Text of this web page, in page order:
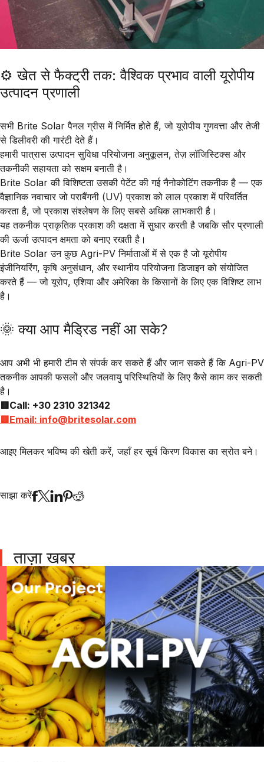
⚙️ खेत से फैक्ट्री तक: वैश्विक प्रभाव वाली यूरोपीय
उत्पादन प्रणाली
सभी Brite Solar पैनलग्रीस में निर्मित होते हैं, जोयूरोपीय गुणवत्ता औरतेजी
से डिलीवरी की गारंटी देते हैं।
हमारीपात्रास उत्पादन सुविधा परियोजना अनुकूलन, तेज़ लॉजिस्टिक्स और
तकनीकी सहायता को सक्षम बनाती है।
Brite Solar की विशिष्टता उसकीपेटेंट की गई नैनोकोटिंग तकनीकहै — एक
वैज्ञानिक नवाचार जोपराबैंगनी (UV) प्रकाशकोलाल प्रकाशमें परिवर्तित
करता है, जोप्रकाश संश्लेषण के लिए सबसे अधिक लाभकारी है।
यह तकनीक प्राकृतिक प्रकाश की दक्षता में सुधार करती है जबकि सौर प्रणाली
की ऊर्जा उत्पादन क्षमता को बनाए रखती है।
Brite Solar उन कुछ Agri-PV निर्माताओंमें से एक है जोयूरोपीय
इंजीनियरिंग,कृषि अनुसंधान, औरस्थानीय परियोजना डिजाइनको संयोजित
करते हैं — जोयूरोप, एशिया और अमेरिका के किसानों के लिए एक विशिष्ट लाभ
है।
🌞 क्या आप मैड्रिड नहीं आ सके?
आप अभी भी हमारी टीम से संपर्क कर सकते हैं और जान सकते हैं कि Agri-PV
तकनीक आपकी फसलों और जलवायु परिस्थितियों के लिए कैसे काम कर सकती
है।
🟥Call: +30 2310 321342
🟥Email: info@britesolar.com
आइए मिलकर भविष्य की खेती करें, जहाँ हर सूर्य किरण विकास का स्रोत बने।
साझा करें
ताज़ा खबर